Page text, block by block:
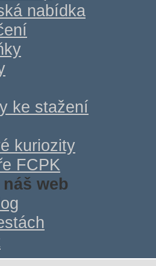
nabídka
ke stažení
kuriozity
FCPK
web